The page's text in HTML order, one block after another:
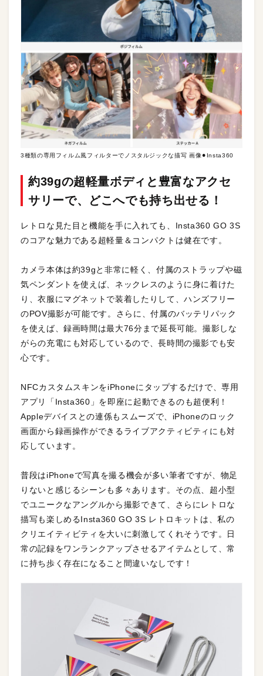
3種類の専用フィルム風フィルターでノスタルジックな描写 画像⚫︎Insta360
約39gの超軽量ボディと豊富なアクセ
サリーで、どこへでも持ち出せる！
レトロな見た目と機能を手に入れても、Insta360 GO 3S
のコアな魅力である超軽量＆コンパクトは健在です。
カメラ本体は約39gと非常に軽く、付属のストラップや磁
気ペンダントを使えば、ネックレスのように身に着けた
り、衣服にマグネットで装着したりして、ハンズフリー
のPOV撮影が可能です。さらに、付属のバッテリパック
を使えば、録画時間は最大76分まで延長可能。撮影しな
がらの充電にも対応しているので、長時間の撮影でも安
心です。
NFCカスタムスキンをiPhoneにタップするだけで、専用
アプリ「Insta360」を即座に起動できるのも超便利！
Appleデバイスとの連係もスムーズで、iPhoneのロック
画面から録画操作ができるライブアクティビティにも対
応しています。
普段はiPhoneで写真を撮る機会が多い筆者ですが、物足
りないと感じるシーンも多々あります。その点、超小型
でユニークなアングルから撮影できて、さらにレトロな
描写も楽しめるInsta360 GO 3S レトロキットは、私の
クリエイティビティを大いに刺激してくれそうです。日
常の記録をワンランクアップさせるアイテムとして、常
に持ち歩く存在になること間違いなしです！